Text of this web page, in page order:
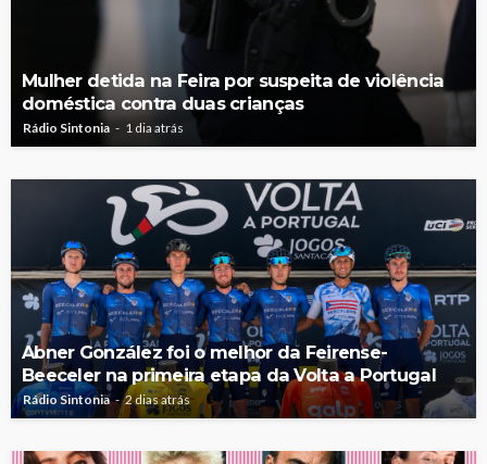
Mulher detida na Feira por suspeita de violência
doméstica contra duas crianças
Rádio Sintonia 1 dia atrás
Abner González foi o melhor da Feirense-
Beeceler na primeira etapa da Volta a Portugal
Rádio Sintonia 2 dias atrás